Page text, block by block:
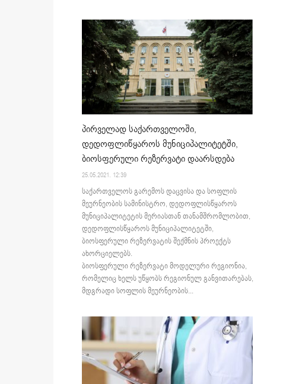
პირველად საქართველოში,
დედოფლიწყაროს მუნიციპალიტეტში,
ბიოსფერული რეზერვატი დაარსდება
25.05.2021. 12:39
საქართველოს გარემოს დაცვისა და სოფლის
მეურნეობის სამინისტრო, დედოფლისწყაროს
მუნიციპალიტეტის მერიასთან თანამშრომლობით,
დედოფლისწყაროს მუნიციპალიტეტში,
ბიოსფერული რეზერვატის შექმნის პროექტს
ახორციელებს.
ბიოსფერული რეზერვატი მოდელური რეგიონია,
რომელიც ხელს უწყობს რეგიონულ განვითარებას,
მდგრადი სოფლის მეურნეობის...